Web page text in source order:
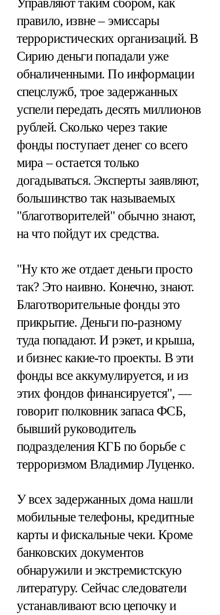
Управляют таким сбором, как
правило, извне – эмиссары
террористических организаций. В
Сирию деньги попадали уже
обналиченными. По информации
спецслужб, трое задержанных
успели передать десять миллионов
рублей. Сколько через такие
фонды поступает денег со всего
мира – остается только
догадываться. Эксперты заявляют,
большинство так называемых
"благотворителей" обычно знают,
на что пойдут их средства.
"Ну кто же отдает деньги просто
так? Это наивно. Конечно, знают.
Благотворительные фонды это
прикрытие. Деньги по-разному
туда попадают. И рэкет, и крыша,
и бизнес какие-то проекты. В эти
фонды все аккумулируется, и из
этих фондов финансируется", —
говорит полковник запаса ФСБ,
бывший руководитель
подразделения КГБ по борьбе с
терроризмом Владимир Луценко.
У всех задержанных дома нашли
мобильные телефоны, кредитные
карты и фискальные чеки. Кроме
банковских документов
обнаружили и экстремистскую
литературу. Сейчас следователи
устанавливают всю цепочку и